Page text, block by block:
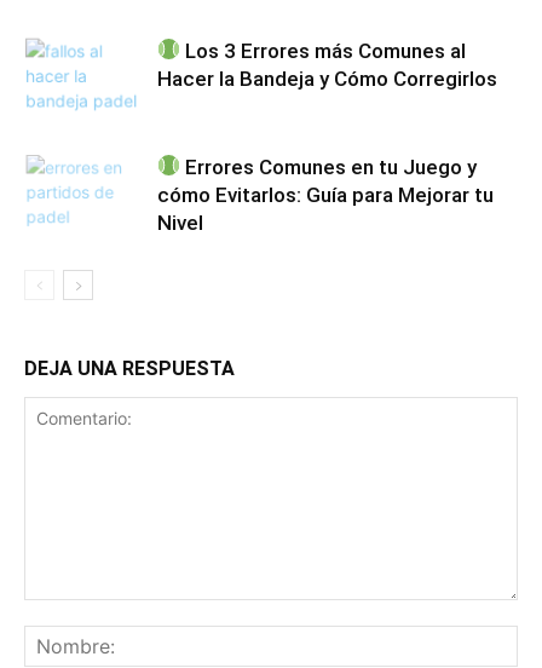
Los 3 Errores más Comunes al
Hacer la Bandeja y Cómo Corregirlos
Errores Comunes en tu Juego y
cómo Evitarlos: Guía para Mejorar tu
Nivel
DEJA UNA RESPUESTA